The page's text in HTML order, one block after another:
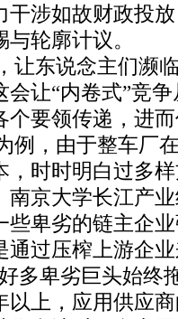
干涉如故财政投
轮廓计议。
让东说念主们濒
会让“内卷式”竞
个要领传递，进
例，由于整车厂
，时时明白过多
南京大学长江产
些卑劣的链主企
通过压榨上游企
多卑劣巨头始终
以上，应用供应